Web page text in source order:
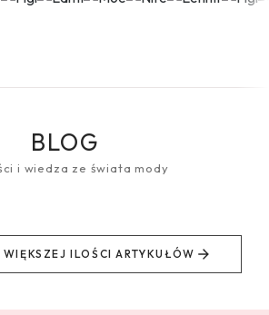
BLOG
i wiedza ze świata mody
ILOŚCI ARTYKUŁÓW